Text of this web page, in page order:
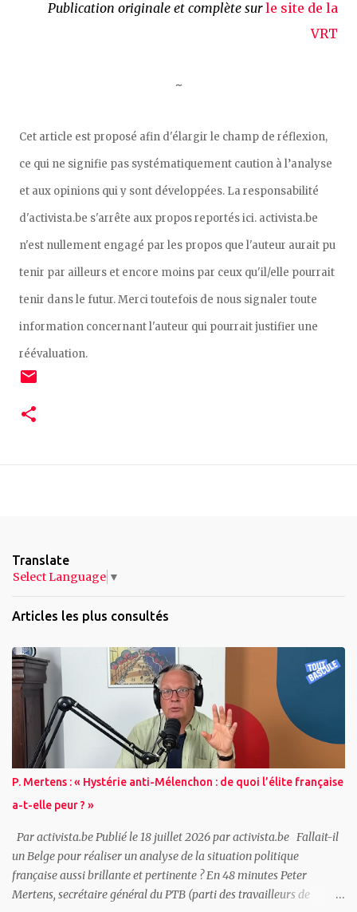
Publication originale et complète surle site de la
VRT
~
Cet article est proposé afin d'élargir le champ de réflexion,
ce qui ne signifie pas systématiquement caution à l’analyse
et aux opinions qui y sont développées. La responsabilité
d'activista.be s'arrête aux propos reportés ici. activista.be
n'est nullement engagé par les propos que l'auteur aurait pu
tenir par ailleurs et encore moins par ceux qu'il/elle pourrait
tenir dans le futur. Merci toutefois de nous signaler toute
information concernant l'auteur qui pourrait justifier une
réévaluation.
Translate
Select Language ▼
Articles les plus consultés
P. Mertens : « Hystérie anti-Mélenchon : de quoi l’élite française
a-t-elle peur ? »
Par activista.be Publié le 18 juillet 2026 par activista.be Fallait-il
un Belge pour réaliser un analyse de la situation politique
française aussi brillante et pertinente ? En 48 minutes Peter
Mertens, secrétaire général du PTB (parti des travailleurs de